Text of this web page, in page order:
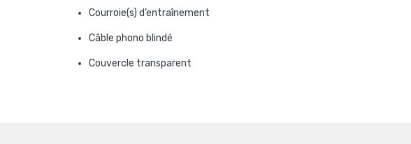
Courroie(s) d’entraînement
Câble phono blindé
Couvercle transparent